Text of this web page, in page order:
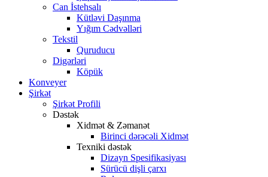
Can İstehsalı
Kütləvi Daşınma
Yığım Cədvəlləri
Tekstil
Quruducu
Digərləri
Köpük
Konveyer
Şirkət
Şirkət Profili
Dəstək
Xidmət & Zəmanət
Birinci dərəcəli Xidmət
Texniki dəstək
Dizayn Spesifikasiyası
Sürücü dişli çarxı